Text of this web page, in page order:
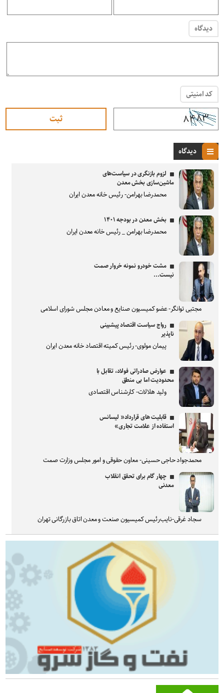
دیدگاه
کد امنیتی
دیدگاه
لزوم بازنگری در سیاست‌های
ماشین‌سازی بخش معدن
محمدرضا بهرامن- رئیس خانه معدن ایران
بخش معدن در بودجه ۱۴۰۱
محمدرضا بهرامن _ رئیس خانه معدن ایران
مشت خودرو نمونه خروار صمت
نیست...
مجتبی توانگر- عضو کمیسیون صنایع و معادن مجلس شورای اسلامی
رواج سیاست اقتصاد پیشبینی
ناپذیر
پیمان مولوی- رئیس کمیته اقتصاد خانه معدن ایران
عوارض صادراتی فولاد، تقابل با
محدودیت اما بی منطق
ولید هلالات- کارشناس اقتصادی
قابلیت های قرارداد« لیسانس
استفاده از علامت تجاری»
محمدجواد حاجی حسینی- معاون حقوقی و امور مجلس وزارت صمت
چهار گام برای تحقق انقلاب
معدنی
سجاد غرقی-نایب‌رئیس کمیسیون صنعت و معدن اتاق بازرگانی تهران